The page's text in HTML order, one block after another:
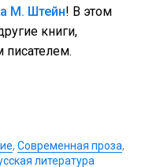
М. Штейн! В этом
книги,
, Современная проза,
литература